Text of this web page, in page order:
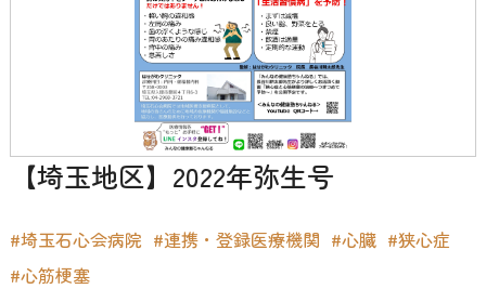
【埼玉地区】2022年弥生号
#埼玉石心会病院 #連携・登録医療機関 #心臓 #狭心症
#心筋梗塞